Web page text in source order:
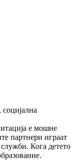
е мошне
партнери играат
Кога детето